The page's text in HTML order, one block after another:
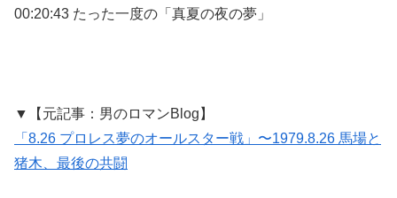
00:20:43 たった一度の「真夏の夜の夢」
▼【元記事：男のロマンBlog】
「8.26 プロレス夢のオールスター戦」〜1979.8.26 馬場と
猪木、最後の共闘